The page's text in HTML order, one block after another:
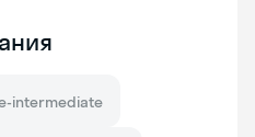
intermediate